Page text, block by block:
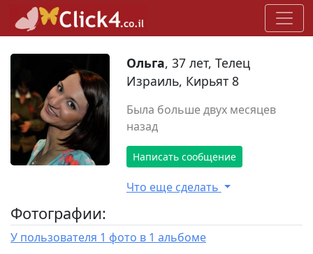
Ольга, 37 лет, Телец
Израиль, Кирьят 8
Была больше двух месяцев
назад
Написать сообщение
Что еще сделать
Фотографии:
У пользователя 1 фото в 1 альбоме